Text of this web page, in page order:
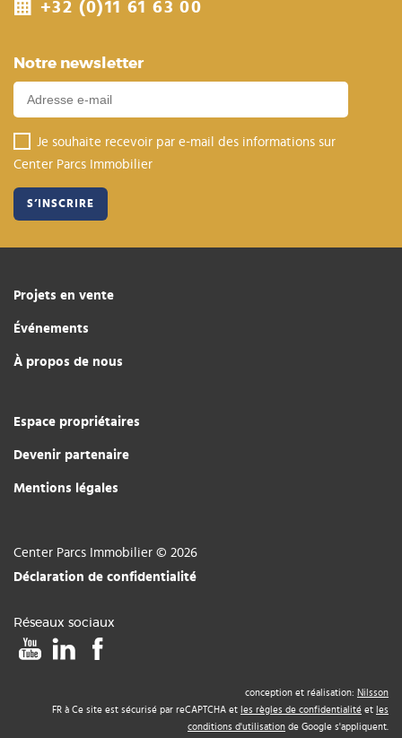
Notre newsletter
Je souhaite recevoir par e-mail des informations sur
Center Parcs Immobilier
+32 (0)11 61 63 00
Projets en vente
Événements
À propos de nous
Espace propriétaires
Devenir partenaire
Mentions légales
Center Parcs Immobilier © 2026
Déclaration de confidentialité
Réseaux sociaux
conception et réalisation: Nilsson
FR à Ce site est sécurisé par reCAPTCHA et les règles de confidentialité et les
conditions d'utilisation de Google s'appliquent.